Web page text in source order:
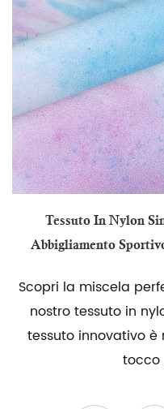
Tessuto In Nylon
Abbigliamento
Scopri la miscela
nostro tessuto in
tessuto innovativo è
tocco